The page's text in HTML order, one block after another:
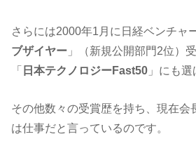
さらには2000年1月に日経ベンチャ
ブザイヤー 」（新規公開部門2位）
「 日本テクノロジーFast50 」にも選
その他数々の受賞歴を持ち、現在会
は仕事だと言っているのです。